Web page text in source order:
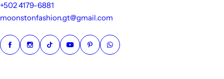
+502 4179-6881
moonstonfashion.gt@gmail.com